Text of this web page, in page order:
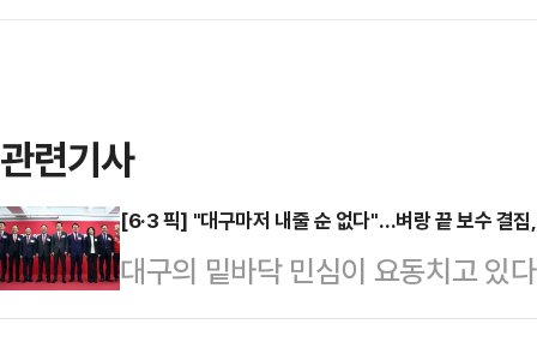
관련기사
[6·3 픽] "대구마저 내줄 순 없다"…벼랑 끝 보수 결
대구의 밑바닥 민심이 요동치고 있
이 확정되는 과정이 험난했다. 컷